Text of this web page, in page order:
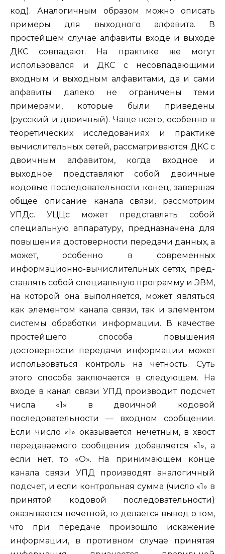
код). Аналогичным образом можно описать
примеры для выходного алфавита. В
простейшем случае алфавиты входе и выходе
ДКС совпадают. На практике же могут
использовался и ДКС с несовпадающими
входным и выходным алфавитами, да и сами
алфавиты далеко не ограничены теми
примерами, которые были приведены
(русский и двоичный). Чаще всего, особенно в
теоретических исследованиях и практике
вычислительных сетей, рассматриваются ДКС с
двоичным алфавитом, когда входное и
выходное представляют собой двоичные
кодовые последовательности конец, завершая
общее описание канала связи, рассмотрим
УПДс. УЦЦс может представлять собой
специальную аппаратуру, предназна­чена для
повышения достоверности передачи данных, а
может, осо­бенно в современных
информационно-вычислительных сетях, пред­
ставлять собой специальную программу и ЭВМ,
на которой она выполняется, может являться
как элементом канала связи, так и элемен­том
системы обработки информации. В качестве
простейшего способа повышения
достоверности передачи информации может
использовать­ся контроль на четность. Суть
этого способа заключается в следующем. На
входе в канал связи УПД производит подсчет
числа «1» в двоичной кодовой
последовательности — входном сообщении.
Если число «1» оказывается нечетным, в хвост
передаваемого сообщения добавляется «1», а
если нет, то «О». На принимающем конце
канала связи УПД про­изводят аналогичный
подсчет, и если контрольная сумма (число «1» в
принятой кодовой последовательности)
оказывается нечетной, то дела­ется вывод о том,
что при передаче произошло искажение
информации, в противном случае принятая